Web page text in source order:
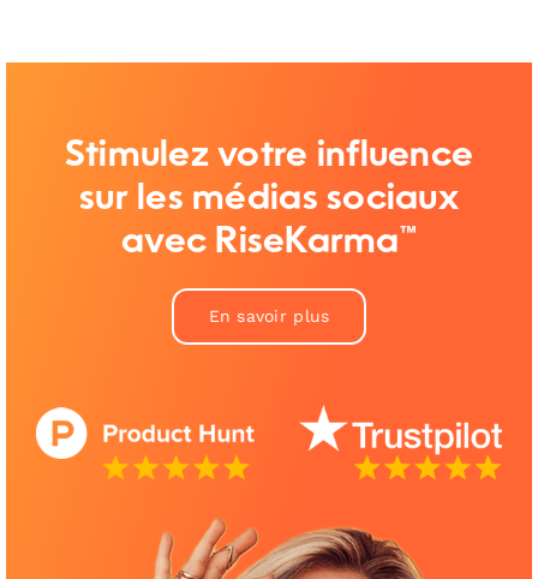
Stimulez votre influence
sur les médias sociaux
avec RiseKarma™
En savoir plus